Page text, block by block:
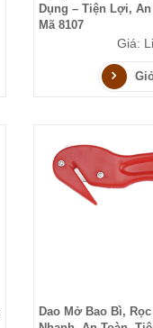
Dụng – Tiện Lợi,
Mã 8107
Giá:
Dao Mở Bao Bì,